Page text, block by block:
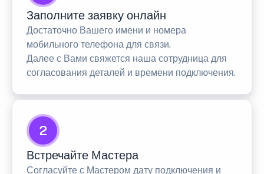
Заполните заявку онлайн
Достаточно Вашего имени и номера
мобильного телефона для связи.
Далее с Вами свяжется наша сотрудница для
согласования деталей и времени подключения.
2
Встречайте Мастера
Согласуйте с Мастером дату подключения и